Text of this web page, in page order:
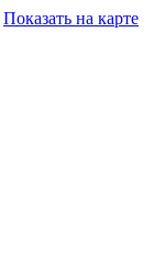
Показать на карте